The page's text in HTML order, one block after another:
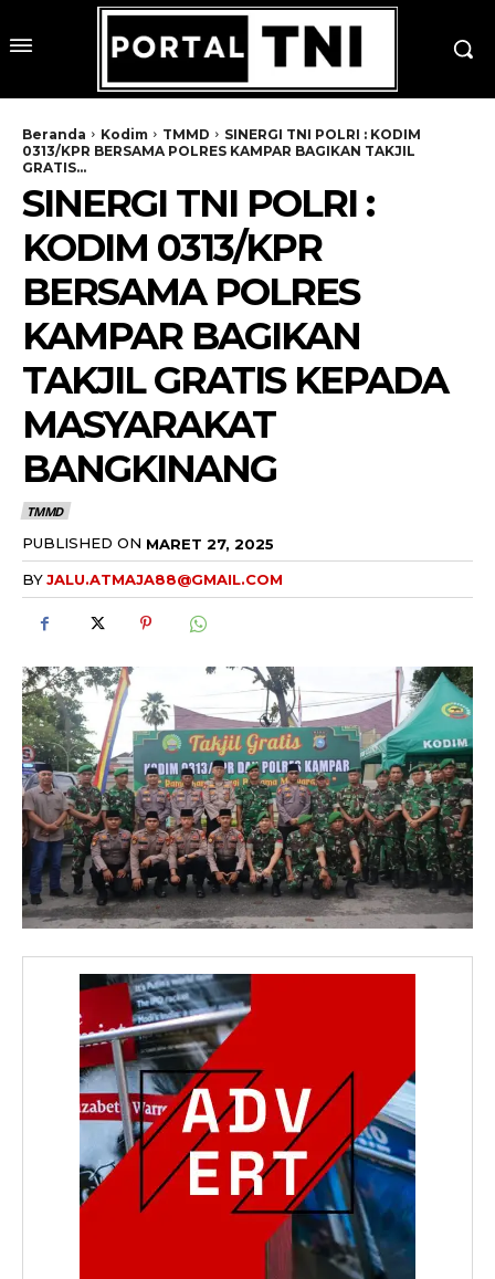
Beranda Kodim TMMD
SINERGI TNI POLRI : KODIM
0313/KPR BERSAMA POLRES KAMPAR BAGIKAN TAKJIL
GRATIS...
SINERGI TNI POLRI :
KODIM 0313/KPR
BERSAMA POLRES
KAMPAR BAGIKAN
TAKJIL GRATIS KEPADA
MASYARAKAT
BANGKINANG
TMMD
PUBLISHED ON MARET 27, 2025
BYJALU.ATMAJA88@GMAIL.COM